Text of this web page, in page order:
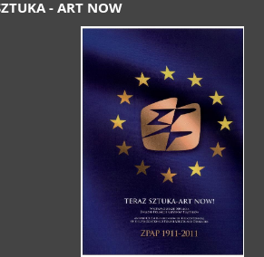
- ART NOW